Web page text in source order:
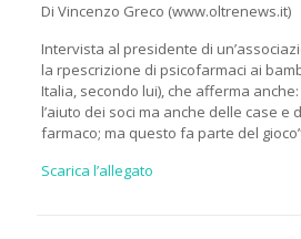
Di Vincenzo Greco (www.oltrenews.it)
Intervista al presidente di
la rpescrizione di psicofarmaci ai
Italia, secondo lui), che afferma
l’aiuto dei soci ma anche delle case e
farmaco; ma questo fa parte del
Scarica l’allegato